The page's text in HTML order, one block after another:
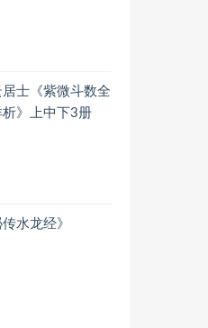
居士《紫微斗数全
析》上中下3册
传水龙经》